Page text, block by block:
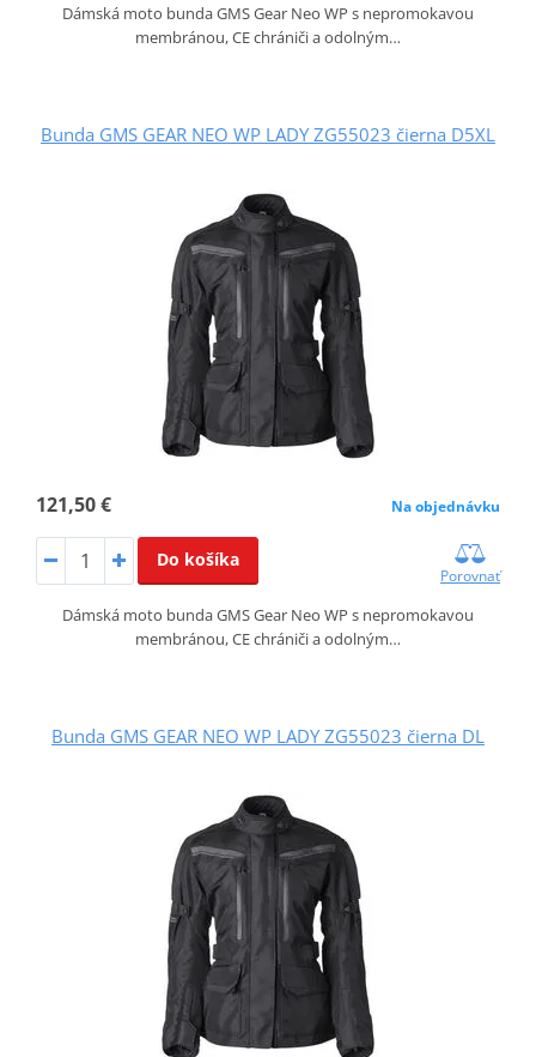
Dámská moto bunda GMS Gear Neo WP s nepromokavou
membránou, CE chrániči a odolným…
Bunda GMS GEAR NEO WP LADY ZG55023 čierna D5XL
121,50 € Na objednávku
Do košíka
Porovnať
Dámská moto bunda GMS Gear Neo WP s nepromokavou
membránou, CE chrániči a odolným…
Bunda GMS GEAR NEO WP LADY ZG55023 čierna DL